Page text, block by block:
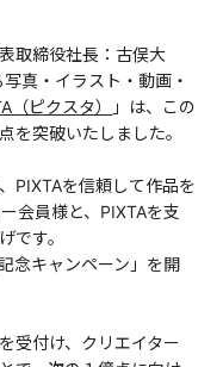
取締役社長：古俣大
真・イラスト・動画・
（ピクスタ）
」は、この
を突破いたしました。
PIXTAを信頼して作品を
会員様と、PIXTAを支
です。
念キャンペーン」を開
受付け、クリエイター